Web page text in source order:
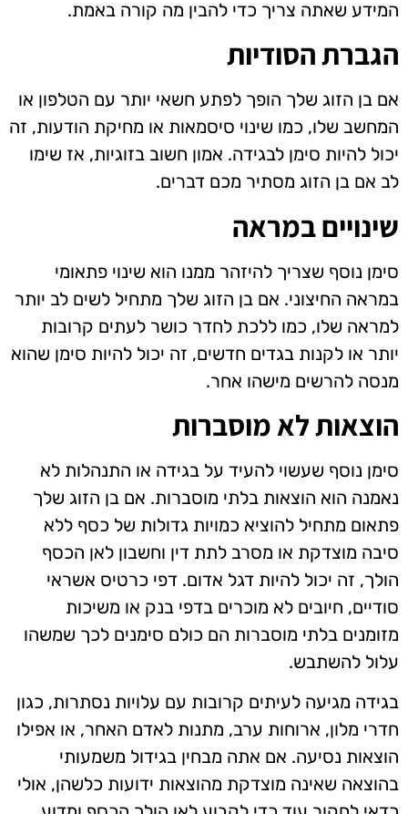
המידע שאתה צריך כדי להבין מה קורה באמת.
הגברת הסודיות
אם בן הזוג שלך הופך לפתע חשאי יותר עם הטלפון או
המחשב שלו, כמו שינוי סיסמאות או מחיקת הודעות, זה
יכול להיות סימן לבגידה. אמון חשוב בזוגיות, אז שימו
לב אם בן הזוג מסתיר מכם דברים.
שינויים במראה
סימן נוסף שצריך להיזהר ממנו הוא שינוי פתאומי
במראה החיצוני. אם בן הזוג שלך מתחיל לשים לב יותר
למראה שלו, כמו ללכת לחדר כושר לעתים קרובות
יותר או לקנות בגדים חדשים, זה יכול להיות סימן שהוא
מנסה להרשים מישהו אחר.
הוצאות לא מוסברות
סימן נוסף שעשוי להעיד על בגידה או התנהלות לא
נאמנה הוא הוצאות בלתי מוסברות. אם בן הזוג שלך
פתאום מתחיל להוציא כמויות גדולות של כסף ללא
סיבה מוצדקת או מסרב לתת דין וחשבון לאן הכסף
הולך, זה יכול להיות דגל אדום. דפי כרטיס אשראי
סודיים, חיובים לא מוכרים בדפי בנק או משיכות
מזומנים בלתי מוסברות הם כולם סימנים לכך שמשהו
עלול להשתבש.
בגידה מגיעה לעיתים קרובות עם עלויות נסתרות, כגון
חדרי מלון, ארוחות ערב, מתנות לאדם האחר, או אפילו
הוצאות נסיעה. אם אתה מבחין בגידול משמעותי
בהוצאה שאינה מוצדקת מהוצאות ידועות כלשהן, אולי